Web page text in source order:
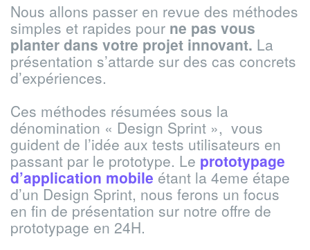
Nous allons passer en revue des méthodes
simples et rapides pour ne pas vous
planter dans votre projet innovant. La
présentation s’attarde sur des cas concrets
d’expériences.
Ces méthodes résumées sous la
dénomination « Design Sprint », vous
guident de l’idée aux tests utilisateurs en
passant par le prototype. Le prototypage
d’application mobile étant la 4eme étape
d’un Design Sprint, nous ferons un focus
en fin de présentation sur notre offre de
prototypage en 24H.